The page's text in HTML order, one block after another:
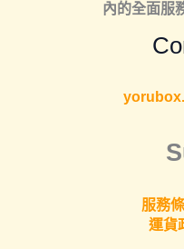
內的全面服
服務
運貨